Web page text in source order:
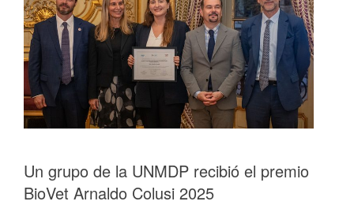
Un grupo de la UNMDP recibió el premio
BioVet Arnaldo Colusi 2025